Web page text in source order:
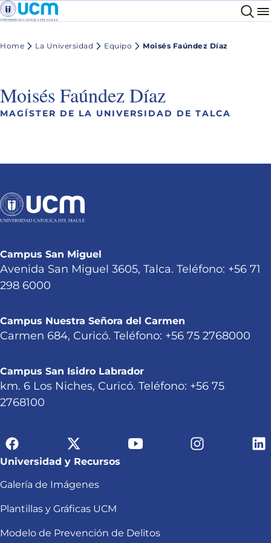
Home La Universidad Equipo Moisés Faúndez Díaz
Moisés Faúndez Díaz
MAGÍSTER DE LA UNIVERSIDAD DE TALCA
Campus San Miguel
Avenida San Miguel 3605, Talca. Teléfono: +56 71
298 6000
Campus Nuestra Señora del Carmen
Carmen 684, Curicó. Teléfono: +56 75 2768000
Campus San Isidro Labrador
km. 6 Los Niches, Curicó. Teléfono: +56 75
2768100
Universidad y Recursos
Galería de Imágenes
Plantillas y Gráficas UCM
Modelo de Prevención de Delitos